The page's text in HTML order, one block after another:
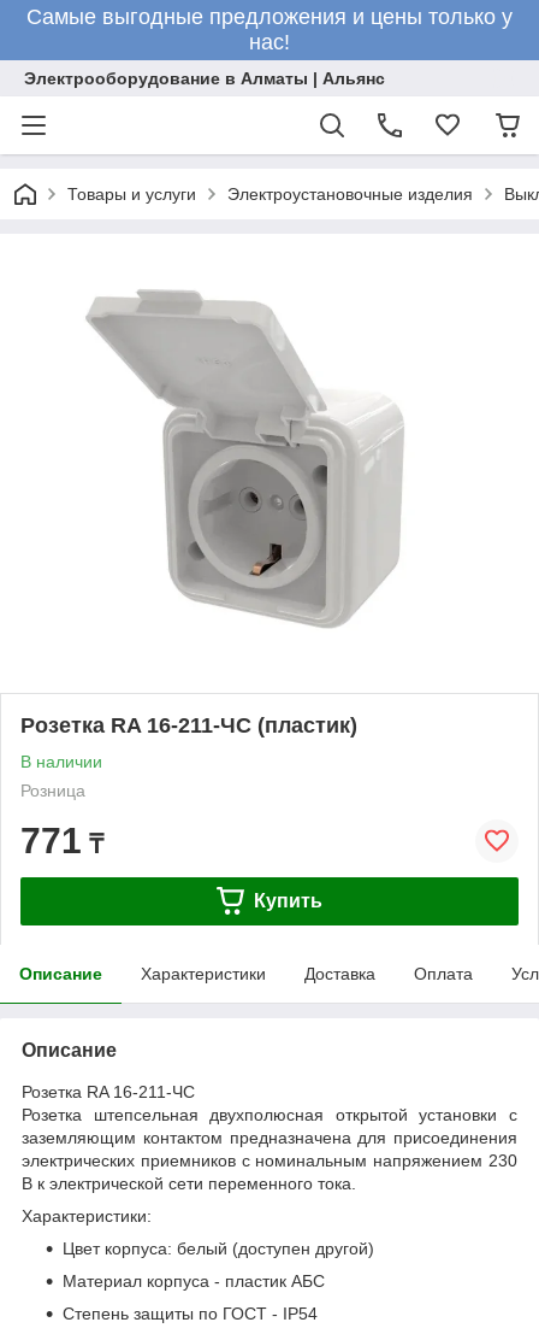
Самые выгодные предложения и цены только у
нас!
Электрооборудование в Алматы | Альянс
Товары и услуги Электроустановочные изделия
Розетка RA 16-211-ЧС (пластик)
В наличии
Розница
771 ₸
Купить
Описание Характеристики Доставка Оплата
Описание
Розетка RA 16-211-ЧС
Розетка штепсельная двухполюсная открытой установки с
заземляющим контактом предназначена для присоединения
электрических приемников с номинальным напряжением 230
В к электрической сети переменного тока.
Характеристики:
Цвет корпуса: белый (доступен другой)
Материал корпуса - пластик АБС
Степень защиты по ГОСТ - IP54